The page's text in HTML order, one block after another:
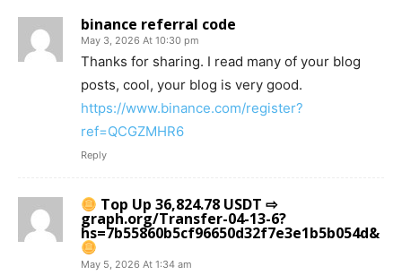
binance referral code
May 3, 2026 At 10:30 pm
Thanks for sharing. I read many of your blog
posts, cool, your blog is very good.
https://www.binance.com/register?
ref=QCGZMHR6
Reply
Top Up 36,824.78 USDT ⇨
graph.org/Transfer-04-13-6?
hs=7b55860b5cf96650d32f7e3e1b5b054d&
May 5, 2026 At 1:34 am